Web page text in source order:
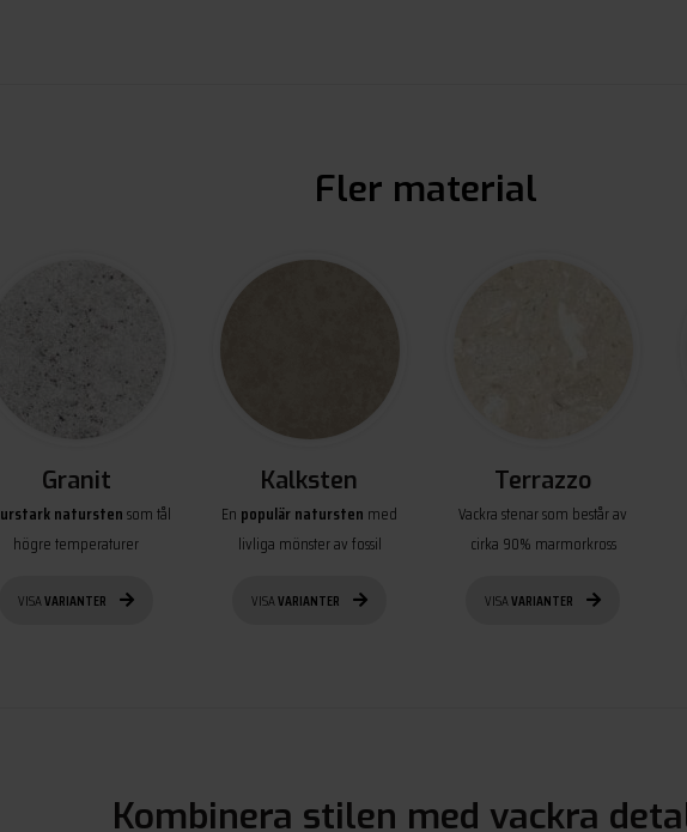
Fler material
Granit
urstark naturstensom tål
högre temperaturer
VISAVARIANTER
Kalksten
En populär natursten med
livliga mönster av fossil
VISAVARIANTER
Terrazzo
Vackra stenar som består av
cirka 90% marmorkross
VISAVARIANTER
Kombinera stilen med vackra